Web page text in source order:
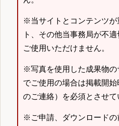
※当サイトとコンテンツが
ト、その他当事務局が不
ご使用いただけません。
※写真を使用した成果物
でご使用の場合は掲載開
のご連絡）を必須とさせて
※ご申請、ダウンロードの